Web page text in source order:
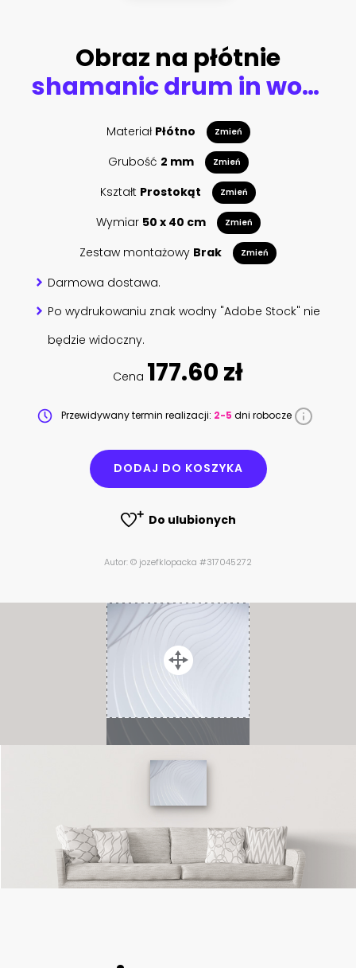
Obraz na płótnie
shamanic drum in woman hand and lion.
Materiał Płótno Zmień
Grubość 2 mm Zmień
Kształt Prostokąt Zmień
Wymiar 50 x 40 cm Zmień
Zestaw montażowy Brak Zmień
Darmowa dostawa.
Po wydrukowaniu znak wodny "Adobe Stock" nie
będzie widoczny.
Cena 177.60 zł
Przewidywany termin realizacji: 2-5 dni robocze
DODAJ DO KOSZYKA
Do ulubionych
Autor: © jozefklopacka #317045272